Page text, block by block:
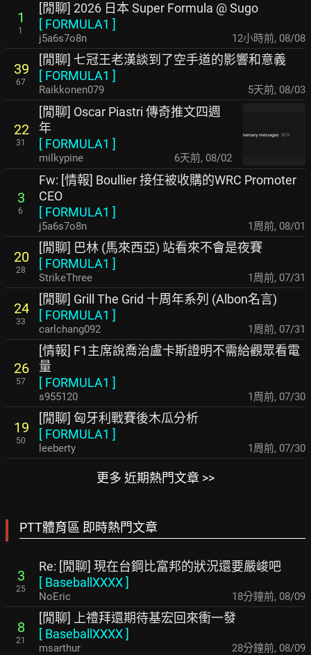
1
1
[閒聊] 2026 日本 Super Formula @ Sugo
[ FORMULA1 ]
j5a6s7o8n 12小時前, 08/08
39
67
[閒聊] 七冠王老漢談到了空手道的影響和意義
[ FORMULA1 ]
Raikkonen079 5天前, 08/03
22
31
[閒聊] Oscar Piastri 傳奇推文四週
年
[ FORMULA1 ]
milkypine 6天前, 08/02
3
6
Fw: [情報] Boullier 接任被收購的WRC Promoter
CEO
[ FORMULA1 ]
j5a6s7o8n 1周前, 08/01
20
28
[閒聊] 巴林 (馬來西亞) 站看來不會是夜賽
[ FORMULA1 ]
StrikeThree 1周前, 07/31
24
33
[閒聊] Grill The Grid 十周年系列 (Albon名言)
[ FORMULA1 ]
carlchang092 1周前, 07/31
26
57
[情報] F1主席說喬治盧卡斯證明不需給觀眾看電
量
[ FORMULA1 ]
s955120 1周前, 07/30
19
50
[閒聊] 匈牙利戰賽後木瓜分析
[ FORMULA1 ]
leeberty 1周前, 07/30
更多 近期熱門文章 >>
PTT體育區 即時熱門文章
3
25
Re: [閒聊] 現在台鋼比富邦的狀況還要嚴峻吧
[ BaseballXXXX]
NoEric 18分鐘前, 08/09
8
21
[閒聊] 上禮拜還期待基宏回來衝一發
[ BaseballXXXX]
msarthur 28分鐘前, 08/09